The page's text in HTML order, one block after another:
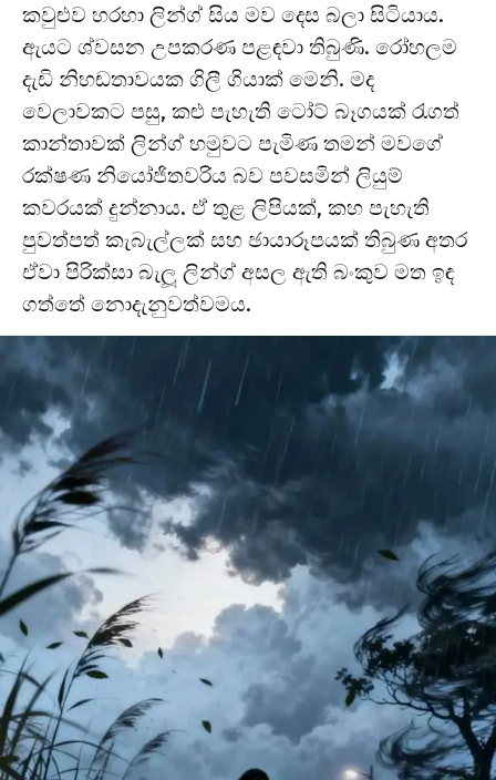
කවුළුව හරහා ලින්ග් සිය මව දෙස බලා සිටියාය.
ඇයට ශ්වසන උපකරණ පළඳවා තිබුණි. රෝහලම
දැඩි නිහඬතාවයක ගිලී ගියාක් මෙනි. මද
වෙලාවකට පසු, කළු පැහැති ටෝට් බෑගයක් රැගත්
කාන්තාවක් ලින්ග් හමුවට පැමිණ තමන් මවගේ
රක්ෂණ නියෝජිතවරිය බව පවසමින් ලියුම්
කවරයක් දුන්නාය. ඒ තුළ ලිපියක්, කහ පැහැති
පුවත්පත් කැබැල්ලක් සහ ඡායාරූපයක් තිබුණ අතර
ඒවා පිරික්සා බැලූ ලින්ග් අසල ඇති බංකුව මත ඉඳ
ගත්තේ නොදැනුවත්වමය.